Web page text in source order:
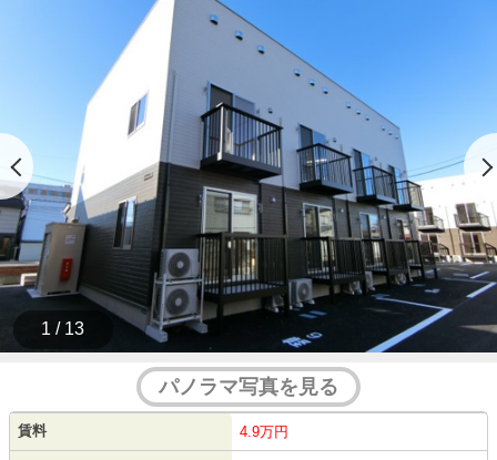
1 / 13
パノラマ写真を見る
賃料 4.9万円